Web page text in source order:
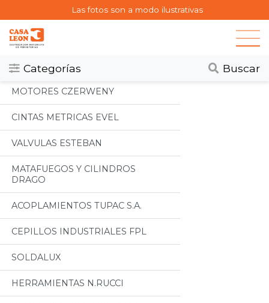
Las fotos son a modo ilustrativas
Categorías Buscar
Categorias
Todos
MOTORES CZERWENY
CINTAS METRICAS EVEL
VALVULAS ESTEBAN
MATAFUEGOS Y CILINDROS
DRAGO
ACOPLAMIENTOS TUPAC S.A.
CEPILLOS INDUSTRIALES FPL
SOLDALUX
HERRAMIENTAS N.RUCCI